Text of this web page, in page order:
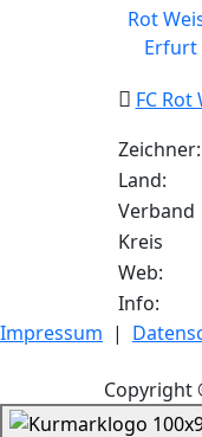
FC
Zeichner:
Land:
Verband
Kreis
Web:
Info:
Impressum |
Copyright